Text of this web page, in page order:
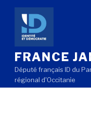
Aller
contenu
principal
FRANCE
Député français ID du
régional d'Occitanie